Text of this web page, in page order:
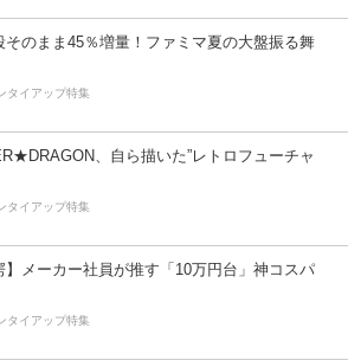
そのまま45％増量！ファミマ夏の大盤振る舞
タイアップ特集
、自ら描いた”レトロフューチャ
タイアップ特集
】メーカー社員が推す「10万円台」神コスパ
タイアップ特集